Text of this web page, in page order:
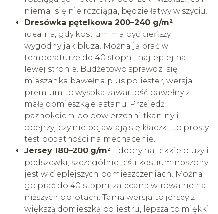
niemal się nie rozciąga, będzie łatwy w szyciu.
Dresówka pętelkowa 200–240 g/m²–
idealna, gdy kostium ma być cieńszy i
wygodny jak bluza. Można ją prać w
temperaturze do 40 stopni, najlepiej na
lewej stronie. Budżetowo sprawdzi się
mieszanka bawełna plus poliester, wersja
premium to wysoka zawartość bawełny z
małą domieszką elastanu. Przejedź
paznokciem po powierzchni tkaniny i
obejrzyj czy nie pojawiają się kłaczki, to prosty
test podatności na mechacenie.
Jersey 180–200 g/m²– dobry na lekkie bluzy i
podszewki, szczególnie jeśli kostium noszony
jest w cieplejszych pomieszczeniach. Można
go prać do 40 stopni, zalecane wirowanie na
niższych obrotach. Tania wersja to jersey z
większą domieszką poliestru, lepsza to miękki